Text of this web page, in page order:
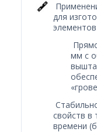
для
мм с
свойств в
времени